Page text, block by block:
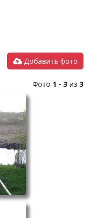
Добавить фото
Фото 1 -3 из3